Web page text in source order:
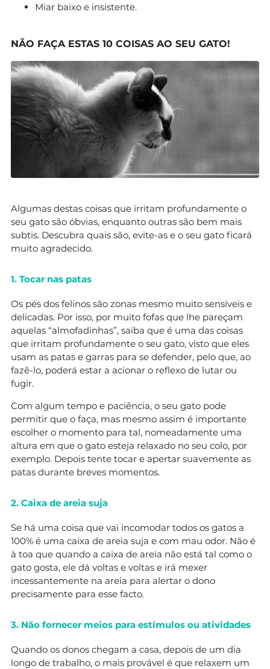
Miar baixo e insistente.
NÃO FAÇA ESTAS 10 COISAS AO SEU GATO!
Algumas destas coisas que irritam profundamente o
seu gato são óbvias, enquanto outras são bem mais
subtis. Descubra quais são, evite-as e o seu gato ficará
muito agradecido.
1. Tocar nas patas
Os pés dos felinos são zonas mesmo muito sensíveis e
delicadas. Por isso, por muito fofas que lhe pareçam
aquelas “almofadinhas”, saiba que é uma das coisas
que irritam profundamente o seu gato, visto que eles
usam as patas e garras para se defender, pelo que, ao
fazê-lo, poderá estar a acionar o reflexo de lutar ou
fugir.
Com algum tempo e paciência, o seu gato pode
permitir que o faça, mas mesmo assim é importante
escolher o momento para tal, nomeadamente uma
altura em que o gato esteja relaxado no seu colo, por
exemplo. Depois tente tocar e apertar suavemente as
patas durante breves momentos.
2. Caixa de areia suja
Se há uma coisa que vai incomodar todos os gatos a
100% é uma caixa de areia suja e com mau odor. Não é
à toa que quando a caixa de areia não está tal como o
gato gosta, ele dá voltas e voltas e irá mexer
incessantemente na areia para alertar o dono
precisamente para esse facto.
3. Não fornecer meios para estímulos ou atividades
Quando os donos chegam a casa, depois de um dia
longo de trabalho, o mais provável é que relaxem um